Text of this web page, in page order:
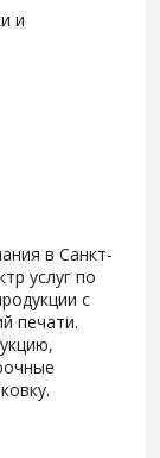
и
в Санкт-
услуг по
с
печати.